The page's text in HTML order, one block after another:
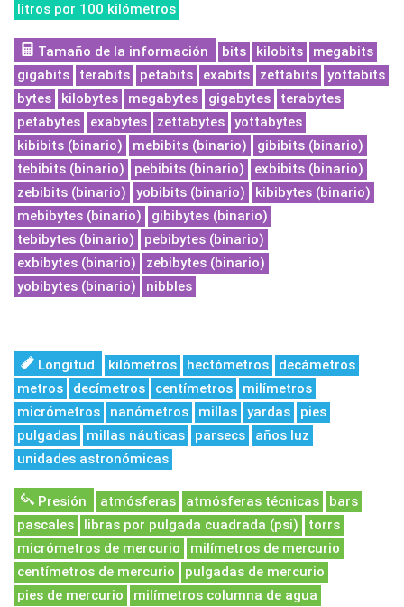
litros por 100 kilómetros
Tamaño de la información bits kilobits
megabits
gigabits
terabits petabits exabits zettabits
yottabits
bytes
kilobytes megabytes gigabytes
terabytes
petabytes
exabytes zettabytes
yottabytes
kibibits (binario)
mebibits (binario)
gibibits (binario)
tebibits (binario)
pebibits (binario)
exbibits (binario)
zebibits (binario)
yobibits (binario)
kibibytes (binario)
mebibytes (binario)
gibibytes (binario)
tebibytes (binario)
pebibytes (binario)
exbibytes (binario)
zebibytes (binario)
yobibytes (binario)
nibbles
Longitud kilómetros hectómetros
decámetros
metros
decímetros centímetros
milímetros
micrómetros
nanómetros millas yardas
pies
pulgadas
millas náuticas parsecs
años luz
unidades astronómicas
Presión atmósferas atmósferas técnicas
bars
pascales
libras por pulgada cuadrada (psi)
torrs
micrómetros de mercurio
milímetros de mercurio
centímetros de mercurio
pulgadas de mercurio
pies de mercurio
milímetros columna de agua